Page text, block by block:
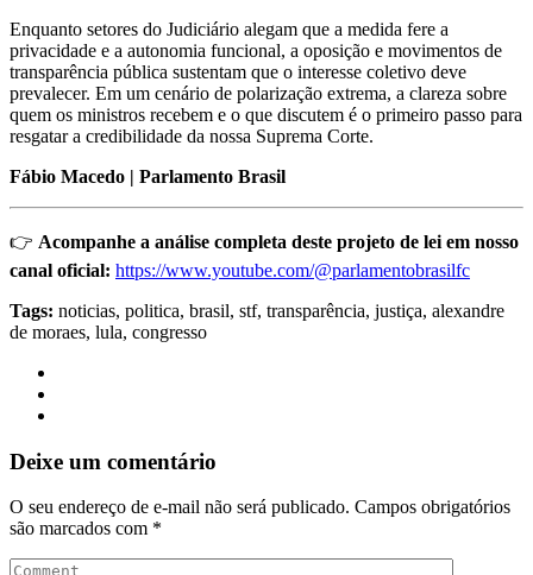
Enquanto setores do Judiciário alegam que a medida fere a
privacidade e a autonomia funcional, a oposição e movimentos de
transparência pública sustentam que o interesse coletivo deve
prevalecer. Em um cenário de polarização extrema, a clareza sobre
quem os ministros recebem e o que discutem é o primeiro passo para
resgatar a credibilidade da nossa Suprema Corte.
Fábio Macedo | Parlamento Brasil
👉 Acompanhe a análise completa deste projeto de lei em nosso
canal oficial: https://www.youtube.com/@parlamentobrasilfc
Tags: noticias, politica, brasil, stf, transparência, justiça, alexandre
de moraes, lula, congresso
Deixe um comentário
O seu endereço de e-mail não será publicado. Campos obrigatórios
são marcados com *